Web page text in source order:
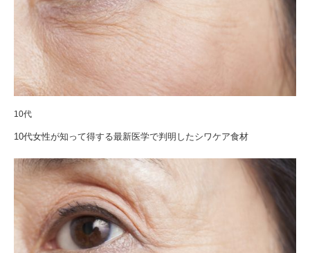
10代
10代女性が知って得する最新医学で判明したシワケア食材